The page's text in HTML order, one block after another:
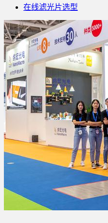
在线滤光片选型